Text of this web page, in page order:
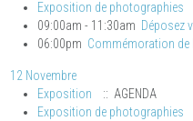
Exposition de photographies
09:00am - 11:30am Déposez
06:00pm Commémoration de
12 Novembre
Exposition
:: AGENDA
Exposition de photographies